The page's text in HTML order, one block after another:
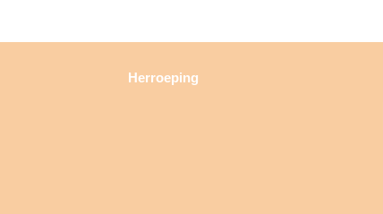
Herroeping